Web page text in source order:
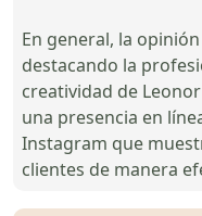
En general, la
destacando la
creatividad de
una presencia en
Instagram que
clientes de manera